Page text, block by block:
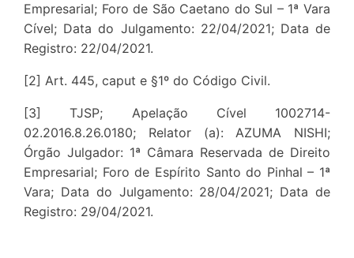
Empresarial; Foro de São Caetano do Sul – 1ª Vara
Cível; Data do Julgamento: 22/04/2021; Data de
Registro: 22/04/2021.
[2] Art. 445, caput e §1º do Código Civil.
[3] TJSP; Apelação Cível 1002714-
02.2016.8.26.0180; Relator (a): AZUMA NISHI;
Órgão Julgador: 1ª Câmara Reservada de Direito
Empresarial; Foro de Espírito Santo do Pinhal – 1ª
Vara; Data do Julgamento: 28/04/2021; Data de
Registro: 29/04/2021.